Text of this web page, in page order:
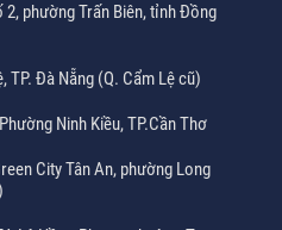
2, phường Trấn Biên, tỉnh Đồng
TP. Đà Nẵng (Q. Cẩm Lệ cũ)
Ninh Kiều, TP.Cần Thơ
City Tân An, phường Long